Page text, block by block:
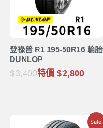
登祿普 R1 195-50R16 輪胎
DUNLOP
3,400特價 2,800
Sale!